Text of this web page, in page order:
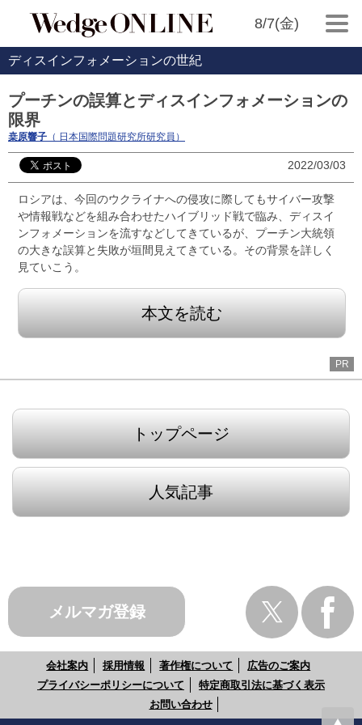
8/7(金)
ディスインフォメーションの世紀
プーチンの誤算とディスインフォメーションの
限界
桒原響子 （ 日本国際問題研究所研究員）
2022/03/03
ロシアは、今回のウクライナへの侵攻に際してもサイバー攻撃
や情報戦などを組み合わせたハイブリッド戦で臨み、ディスイ
ンフォメーションを流すなどしてきているが、プーチン大統領
の大きな誤算と失敗が垣間見えてきている。その背景を詳しく
見ていこう。
本文を読む
PR
トップページ
人気記事
メルマガ登録
会社案内 採用情報 著作権について
広告のご案内
プライバシーポリシーについて
特定商取引法に基づく表示
お問い合わせ